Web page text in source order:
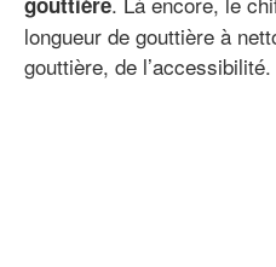
longueur de gouttière à
gouttière, de l’accessibilité.